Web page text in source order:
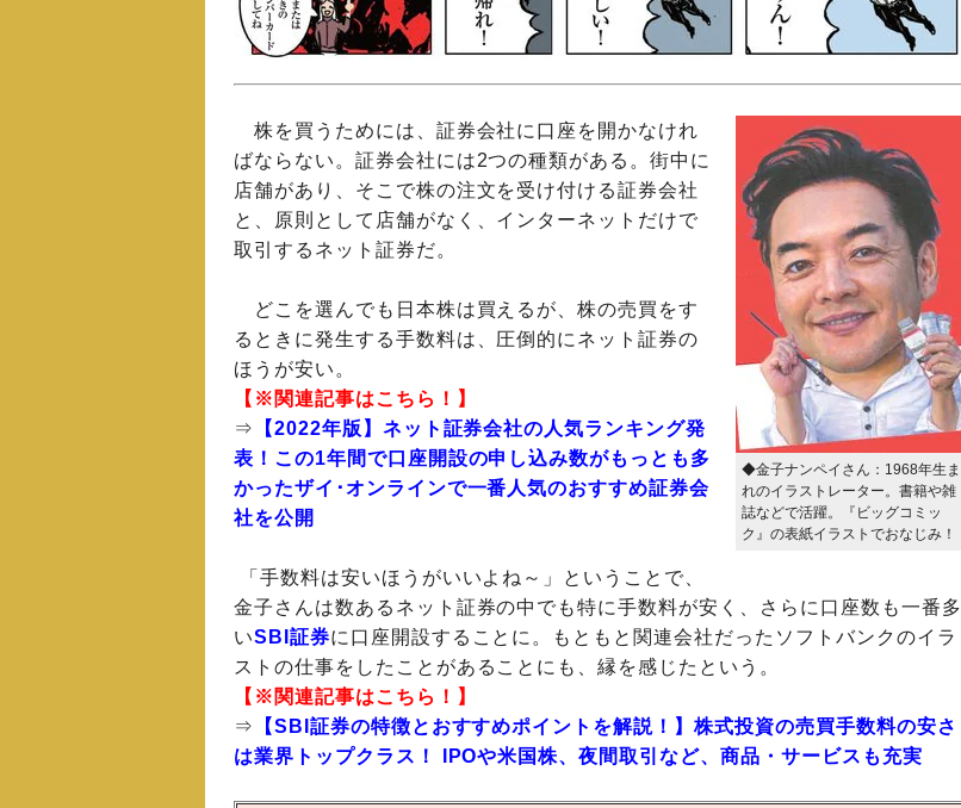
◆金子ナンペイさん：1968年生ま
れのイラストレーター。書籍や雑
誌などで活躍。『ビッグコミッ
ク』の表紙イラストでおなじみ！
株を買うためには、証券会社に口座を開かなけれ
ばならない。証券会社には2つの種類がある。街中に
店舗があり、そこで株の注文を受け付ける証券会社
と、原則として店舗がなく、インターネットだけで
取引するネット証券だ。
どこを選んでも日本株は買えるが、株の売買をす
るときに発生する手数料は、圧倒的にネット証券の
ほうが安い。
【※関連記事はこちら！】
⇒
【2022年版】ネット証券会社の人気ランキング発
表！この1年間で口座開設の申し込み数がもっとも多
かったザイ･オンラインで一番人気のおすすめ証券会
社を公開
「手数料は安いほうがいいよね～」ということで、
金子さんは数あるネット証券の中でも特に手数料が安く、さらに口座数も一番多
いSBI証券に口座開設することに。もともと関連会社だったソフトバンクのイラ
ストの仕事をしたことがあることにも、縁を感じたという。
【※関連記事はこちら！】
⇒
【SBI証券の特徴とおすすめポイントを解説！】株式投資の売買手数料の安さ
は業界トップクラス！ IPOや米国株、夜間取引など、商品・サービスも充実